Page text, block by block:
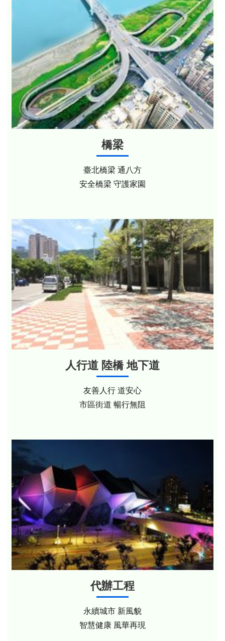
橋梁
臺北橋梁 通八方
安全橋梁 守護家園
人行道 陸橋 地下道
友善人行 道安心
市區街道 暢行無阻
代辦工程
永續城市 新風貌
智慧健康 風華再現